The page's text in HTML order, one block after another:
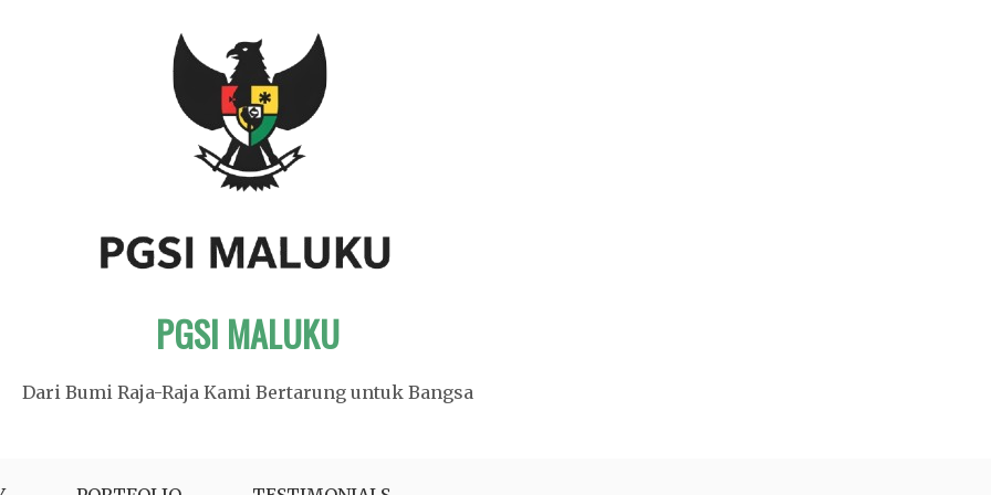
PGSI MALUKU
Dari Bumi Raja-Raja Kami Bertarung untuk Bangsa